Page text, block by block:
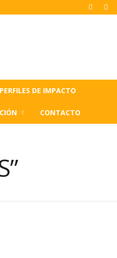
PERFILES DE IMPACTO
CONTACTO